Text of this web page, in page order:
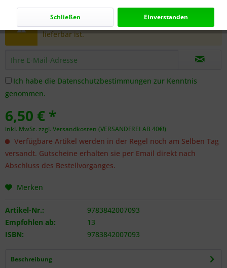
Benachrichtigen Sie mich, sobald der Artikel
lieferbar ist.
Ich habe die Datenschutzbestimmungen zur Kenntnis
genommen.
6,50 € *
inkl. MwSt. zzgl. Versandkosten (VERSANDFREI AB 40€!)
Verfügbare Artikel werden in der Regel noch am Selben Tag
versandt. Gutscheine erhalten sie per Email direkt nach
Abschluss des Bestellvorganges.
Merken
Artikel-Nr.:
9783842007093
Empfohlen ab:
13
ISBN:
9783842007093
Beschreibung
Einverstanden
Schließen